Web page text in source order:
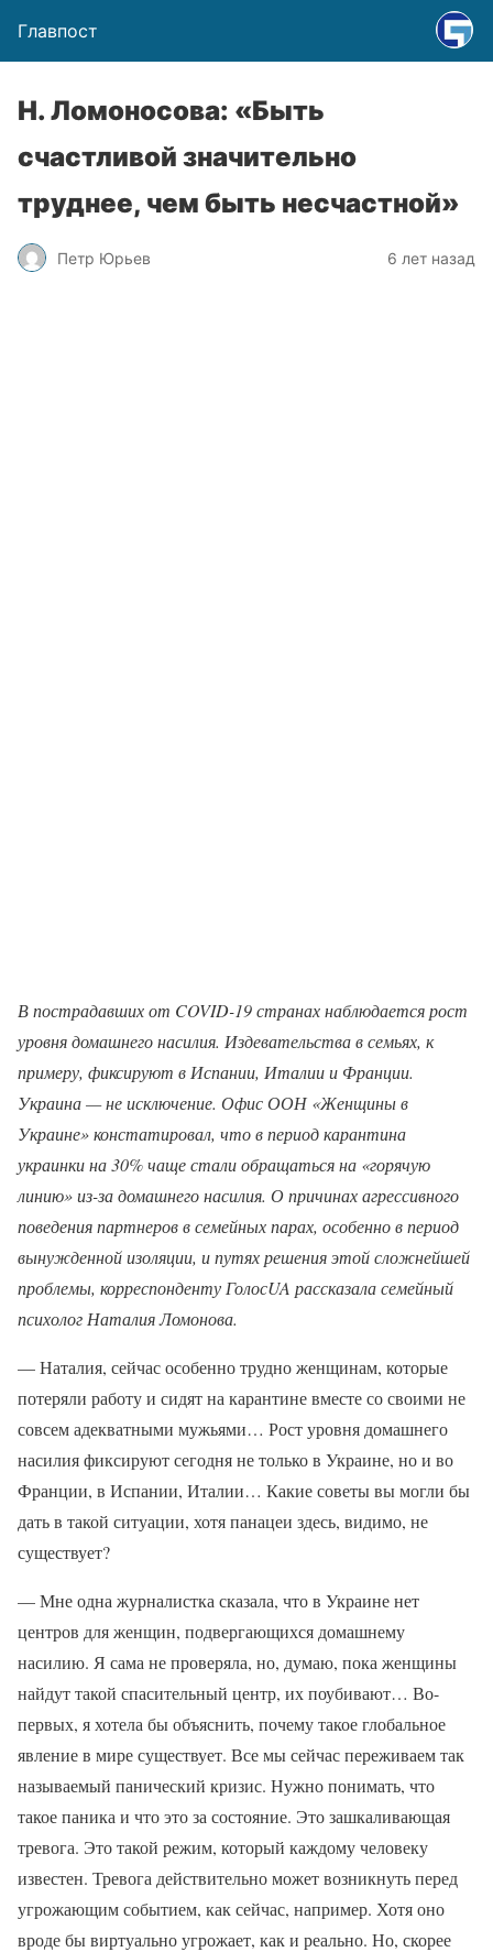
Главпост
Н. Ломоносова: «Быть
счастливой значительно
труднее, чем быть несчастной»
Петр Юрьев 6 лет назад
В пострадавших от COVID-19 странах наблюдается рост
уровня домашнего насилия. Издевательства в семьях, к
примеру, фиксируют в Испании, Италии и Франции.
Украина — не исключение. Офис ООН «Женщины в
Украине» констатировал, что в период карантина
украинки на 30% чаще стали обращаться на «горячую
линию» из-за домашнего насилия. О причинах агрессивного
поведения партнеров в семейных парах, особенно в период
вынужденной изоляции, и путях решения этой сложнейшей
проблемы, корреспонденту ГолосUA рассказала семейный
психолог Наталия Ломонова.
— Наталия, сейчас особенно трудно женщинам, которые
потеряли работу и сидят на карантине вместе со своими не
совсем адекватными мужьями… Рост уровня домашнего
насилия фиксируют сегодня не только в Украине, но и во
Франции, в Испании, Италии… Какие советы вы могли бы
дать в такой ситуации, хотя панацеи здесь, видимо, не
существует?
— Мне одна журналистка сказала, что в Украине нет
центров для женщин, подвергающихся домашнему
насилию. Я сама не проверяла, но, думаю, пока женщины
найдут такой спасительный центр, их поубивают… Во-
первых, я хотела бы объяснить, почему такое глобальное
явление в мире существует. Все мы сейчас переживаем так
называемый панический кризис. Нужно понимать, что
такое паника и что это за состояние. Это зашкаливающая
тревога. Это такой режим, который каждому человеку
известен. Тревога действительно может возникнуть перед
угрожающим событием, как сейчас, например. Хотя оно
вроде бы виртуально угрожает, как и реально. Но, скорее